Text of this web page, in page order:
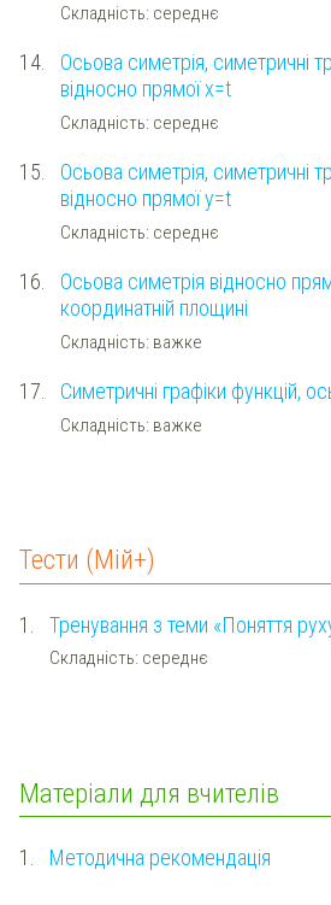
Складність: середнє
14.
Осьова симетрія, симетричні
відносно прямої x=t
Складність: середнє
15.
Осьова симетрія, симетричні
відносно прямої y=t
Складність: середнє
16.
Осьова симетрія відносно
координатній площині
Складність: важке
17. Симетричні графіки функцій,
Складність: важке
Тести (Мій+)
1. Тренування з теми «Поняття
Складність: середнє
Матеріали для вчителів
1. Методична рекомендація